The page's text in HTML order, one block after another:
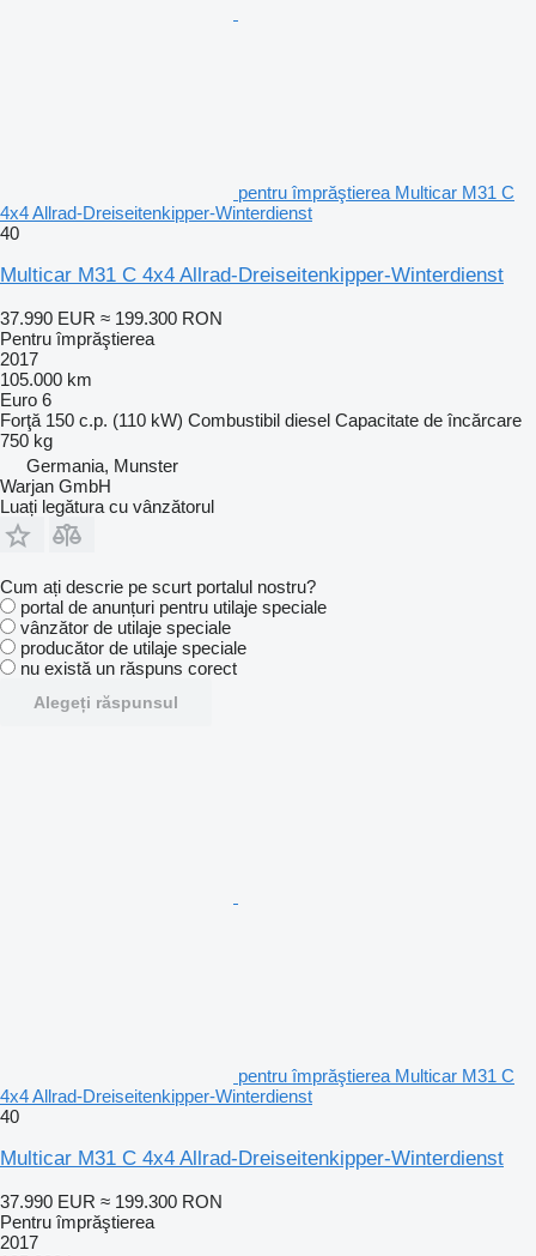
pentru împrăştierea Multicar M31 C
4x4 Allrad-Dreiseitenkipper-Winterdienst
40
Multicar M31 C 4x4 Allrad-Dreiseitenkipper-Winterdienst
37.990 EUR ≈ 199.300 RON
Pentru împrăştierea
2017
105.000 km
Euro 6
Forţă 150 c.p. (110 kW) Combustibil diesel Capacitate de încărcare
750 kg
Germania, Munster
Warjan GmbH
Luați legătura cu vânzătorul
Cum ați descrie pe scurt portalul nostru?
portal de anunțuri pentru utilaje speciale
vânzător de utilaje speciale
producător de utilaje speciale
nu există un răspuns corect
Alegeți răspunsul
pentru împrăştierea Multicar M31 C
4x4 Allrad-Dreiseitenkipper-Winterdienst
40
Multicar M31 C 4x4 Allrad-Dreiseitenkipper-Winterdienst
37.990 EUR ≈ 199.300 RON
Pentru împrăştierea
2017